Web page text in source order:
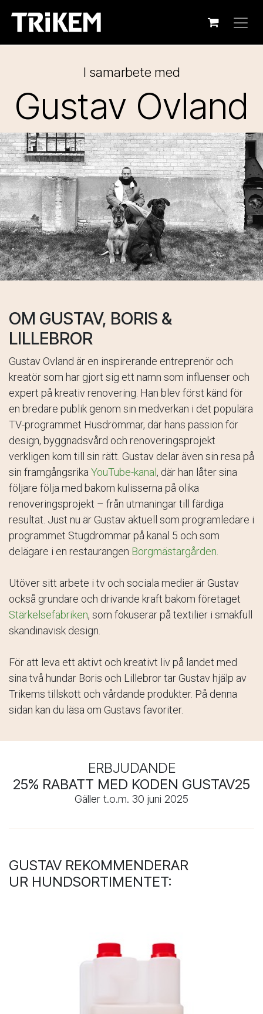
I samarbete med
Gustav Ovland
OM GUSTAV, BORIS &
LILLEBROR
Gustav Ovland är en inspirerande entreprenör och
kreatör som har gjort sig ett namn som influenser och
expert på kreativ renovering. Han blev först känd för
en bredare publik genom sin medverkan i det populära
TV-programmet Husdrömmar, där hans passion för
design, byggnadsvård och renoveringsprojekt
verkligen kom till sin rätt. Gustav delar även sin resa på
sin framgångsrika YouTube-kanal, där han låter sina
följare följa med bakom kulisserna på olika
renoveringsprojekt – från utmaningar till färdiga
resultat. Just nu är Gustav aktuell som programledare i
programmet Stugdrömmar på kanal 5 och som
delägare i en restaurangen Borgmästargården.
Utöver sitt arbete i tv och sociala medier är Gustav
också grundare och drivande kraft bakom företaget
Stärkelsefabriken, som fokuserar på textilier i smakfull
skandinavisk design.
För att leva ett aktivt och kreativt liv på landet med
sina två hundar Boris och Lillebror tar Gustav hjälp av
Trikems tillskott och vårdande produkter. På denna
sidan kan du läsa om Gustavs favoriter.
ERBJUDANDE
25% RABATT MED KODEN GUSTAV25
Gäller t.o.m. 30 juni 2025
GUSTAV REKOMMENDERAR
UR HUNDSORTIMENTET: